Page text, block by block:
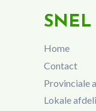
Home
Contact
Provinciale
Lokale